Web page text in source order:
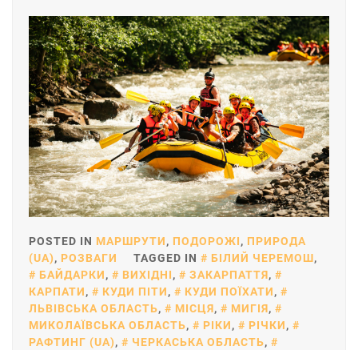
POSTED IN МАРШРУТИ, ПОДОРОЖІ, ПРИРОДА
(UA), РОЗВАГИ TAGGED IN БІЛИЙ ЧЕРЕМОШ,
БАЙДАРКИ, ВИХІДНІ, ЗАКАРПАТТЯ,
КАРПАТИ, КУДИ ПІТИ, КУДИ ПОЇХАТИ,
ЛЬВІВСЬКА ОБЛАСТЬ, МІСЦЯ, МИГІЯ,
МИКОЛАЇВСЬКА ОБЛАСТЬ, РІКИ, РІЧКИ,
РАФТИНГ (UA), ЧЕРКАСЬКА ОБЛАСТЬ,